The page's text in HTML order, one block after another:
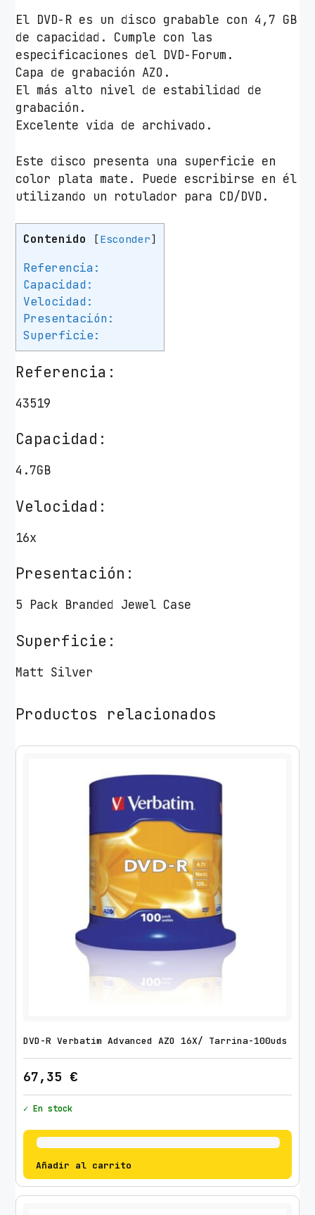
a
j
a
-
5
u
d
c
a
n
i
El DVD-R es un disco grabable con 4,7 GB
de capacidad. Cumple con las
especificaciones del DVD-Forum.
Capa de grabación AZO.
El más alto nivel de estabilidad de
grabación.
Excelente vida de archivado.
Este disco presenta una superficie en
color plata mate. Puede escribirse en él
utilizando un rotulador para CD/DVD.
Contenido [Esconder]
Referencia:
Capacidad:
Velocidad:
Presentación:
Superficie:
Referencia:
43519
Capacidad:
4.7GB
Velocidad:
16x
Presentación:
5 Pack Branded Jewel Case
Superficie:
Matt Silver
Productos relacionados
DVD-R Verbatim Advanced AZO 16X/ Tarrina-100uds
67,35 €
✓ En stock
Añadir al carrito